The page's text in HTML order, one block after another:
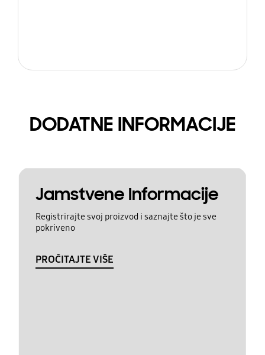
DODATNE INFORMACIJE
Jamstvene Informacije
Registrirajte svoj proizvod i saznajte što je sve
pokriveno
PROČITAJTE VIŠE